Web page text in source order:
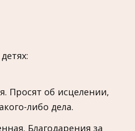
Просят об исцелении,
либо дела.
Благодарения за